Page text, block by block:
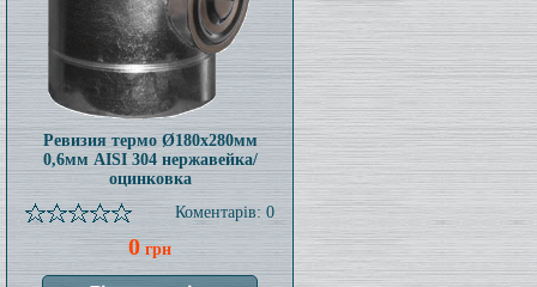
Ревизия термо Ø180x280мм
0,6мм AISI 304 нержавейка/
оцинковка
Коментарів: 0
0 грн